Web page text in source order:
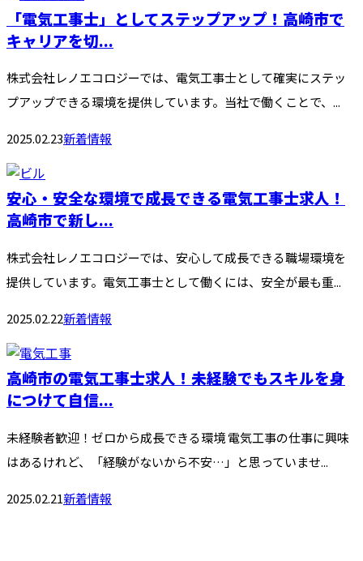
「電気工事士」としてステップアップ！高崎市で
キャリアを切...
株式会社レノエコロジーでは、電気工事士として確実にステッ
プアップできる環境を提供しています。当社で働くことで、...
2025.02.23新着情報
安心・安全な環境で成長できる電気工事士求人！
高崎市で新し...
株式会社レノエコロジーでは、安心して成長できる職場環境を
提供しています。電気工事士として働くには、安全が最も重...
2025.02.22新着情報
高崎市の電気工事士求人！未経験でもスキルを身
につけて自信...
未経験者歓迎！ゼロから成長できる環境 電気工事の仕事に興味
はあるけれど、「経験がないから不安…」と思っていませ...
2025.02.21新着情報